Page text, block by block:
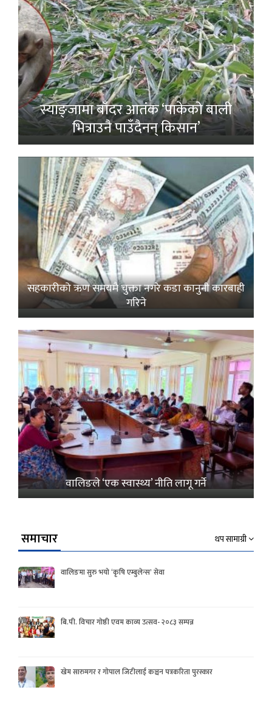
स्याङ्जामा बाँदर आतंक ‘पाकेको बाली
भित्राउनै पाउँदैनन् किसान’
सहकारीको ऋण समयमै चुक्ता नगरे कडा कानुनी कारबाही
गरिने
वालिङले ‘एक स्वास्थ्य’ नीति लागू गर्ने
समाचार थप सामाग्री
वालिङमा सुरु भयो ‘कृषि एम्बुलेन्स’ सेवा
बि.पी. विचार गोष्ठी एवम काव्य उत्सव- २०८३ सम्पन्न
खेम सारुमगर र गोपाल जिटीलाई कञ्चन पत्रकरिता पुरस्कार